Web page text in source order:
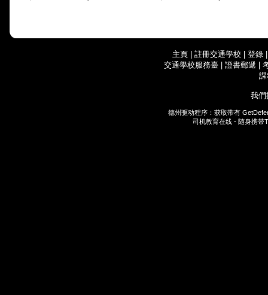
主頁 | 註冊交通學校 | 登錄
交通學校服務臺 | 證書郵遞 |
我們
德州驱动程序：获取带有
司机教育在线 - 随身携带